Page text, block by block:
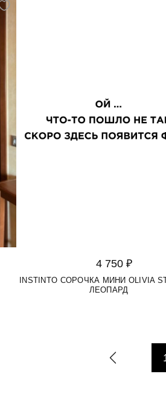
4 750 ₽
INSTINTO СОРОЧКА МИНИ OLIVIA
ЛЕОПАРД